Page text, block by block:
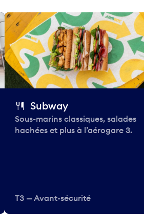
Subway
Sous-marins classiques, salades
hachées et plus à l’aérogare 3.
T3 — Avant-sécurité